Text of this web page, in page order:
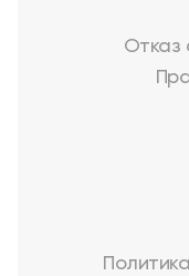
Отказ